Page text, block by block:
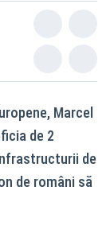
Marcel
de 2
de
de români să